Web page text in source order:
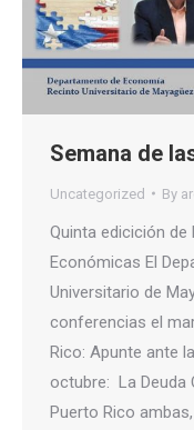
Semana de
Uncategorized By
Quinta edicición de
Económicas El
Universitario de
conferencias el
Rico: Apunte ante
octubre: La Deuda
Puerto Rico ambas,